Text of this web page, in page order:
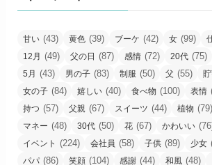
甘い (43) 黄色 (39) ブーケ (42) 女 (99)
12月 (49) 父の日 (87) 感情 (72) 20代 (75)
5月 (43) 男の子 (83) 制服 (50) 父 (55)
女の子 (84) 嬉しい (40) 食べ物 (100) 表情
持つ (57) 父親 (67) スイーツ (44) 植物 (79)
マネー (48) 30代 (50) 花 (67) かわいい
イベント (224) 会社員 (58) 子供 (89) 少女
パパ (86) 笑顔 (104) 感謝 (44) 和風 (48)